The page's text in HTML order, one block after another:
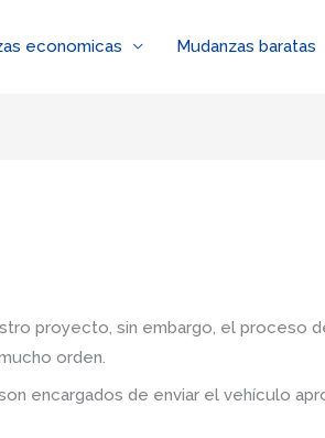
economicas Mudanzas baratas
proyecto, sin embargo, el proceso
orden.
encargados de enviar el vehículo